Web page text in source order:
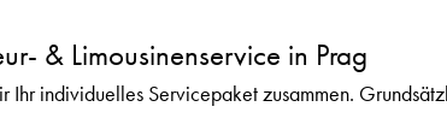
& Limousinenservice in Prag
Ihr individuelles Servicepaket zusammen.